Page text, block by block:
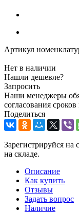
Артикул
Нет в наличии
Нашли дешевле?
Запросить
Наши менеджеры
согласования
Поделиться
Зарегистрируйся на
на складе.
Описание
Как купить
Отзывы
Задать вопрос
Наличие